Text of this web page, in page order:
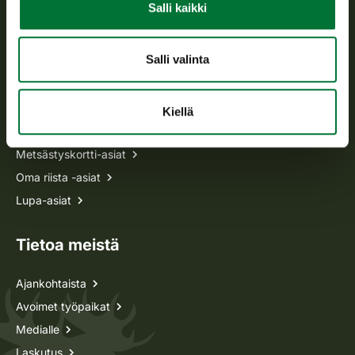
Salli kaikki
Salli valinta
Kiellä
asiakaspalvelu@riista.fi
Usein kysytyt kysymykset
Metsästyskortti-asiat
Oma riista -asiat
Lupa-asiat
Tietoa meistä
Ajankohtaista
Avoimet työpaikat
Medialle
Laskutus